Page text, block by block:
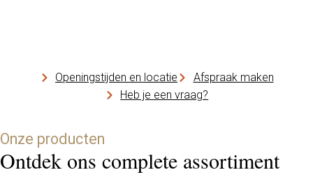
Openingstijden en locatie
Afspraak maken
Heb je een vraag?
Onze producten
Ontdek ons complete assortiment